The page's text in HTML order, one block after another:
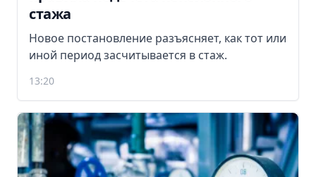
стажа
Новое постановление разъясняет, как тот или
иной период засчитывается в стаж.
13:20